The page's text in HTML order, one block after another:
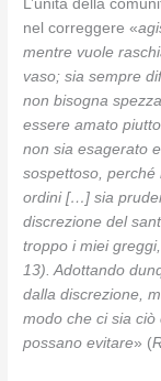
L’unità della
nel correggere «
mentre vuole
vaso; sia sempre
non bisogna
essere amato
non sia esagerato
sospettoso, perché
ordini […] sia
discrezione del
troppo i miei
13). Adottando
dalla discrezione,
modo che ci sia
possano evitare» (